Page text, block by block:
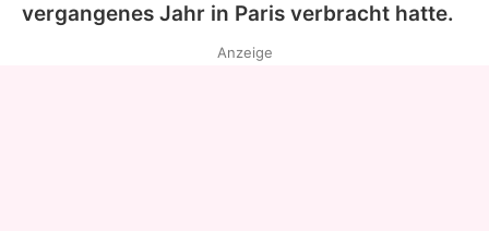
vergangenes Jahr in Paris verbracht hatte.
Anzeige